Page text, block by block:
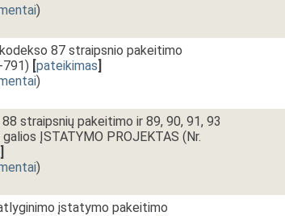
)
87 straipsnio pakeitimo
791) [pateikimas]
)
straipsnių pakeitimo ir 89, 90, 91, 93
ĮSTATYMO PROJEKTAS (Nr.
]
)
įstatymo pakeitimo